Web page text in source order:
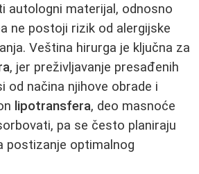
autologni materijal, odnosno
ne postoji rizik od alergijske
Veština hirurga je ključna za
, jer preživljavanje presađenih
od načina njihove obrade i
lipotransfera, deo masnoće
pa se često planiraju
postizanje optimalnog